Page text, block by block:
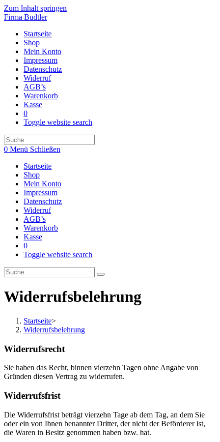
Zum Inhalt springen
Firma Budtler
Startseite
Shop
Mein Konto
Impressum
Datenschutz
Widerruf
AGB’s
Warenkorb
Kasse
0
Toggle website search
0 Menü Schließen
Startseite
Shop
Mein Konto
Impressum
Datenschutz
Widerruf
AGB’s
Warenkorb
Kasse
0
Toggle website search
Widerrufsbelehrung
Startseite>
Widerrufsbelehrung
Widerrufsrecht
Sie haben das Recht, binnen vierzehn Tagen ohne Angabe von
Gründen diesen Vertrag zu widerrufen.
Widerrufsfrist
Die Widerrufsfrist beträgt vierzehn Tage ab dem Tag, an dem Sie
oder ein von Ihnen benannter Dritter, der nicht der Beförderer ist,
die Waren in Besitz genommen haben bzw. hat.